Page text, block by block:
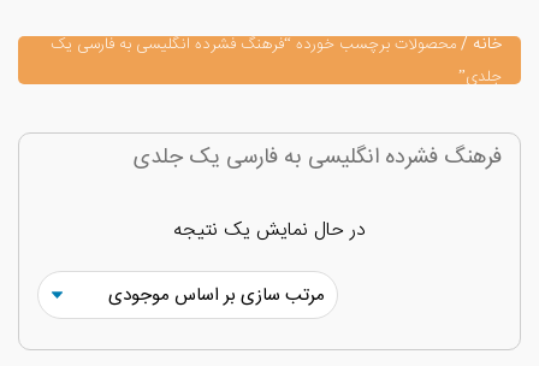
/محصولات برچسب خورده “فرهنگ فشرده انگلیسی به فارسی یک
فشرده انگلیسی به فارسی یک جلدی
در حال نمایش یک نتیجه